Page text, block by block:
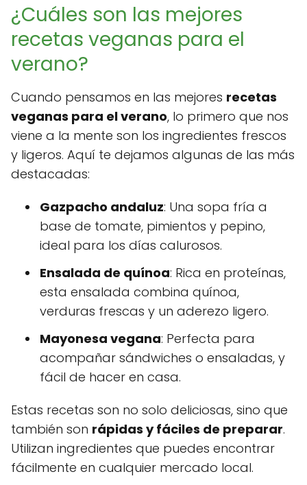
¿Cuáles son las mejores
recetas veganas para el
verano?
Cuando pensamos en las mejores recetas
veganas para el verano, lo primero que nos
viene a la mente son los ingredientes frescos
y ligeros. Aquí te dejamos algunas de las más
destacadas:
Gazpacho andaluz: Una sopa fría a
base de tomate, pimientos y pepino,
ideal para los días calurosos.
Ensalada de quínoa: Rica en proteínas,
esta ensalada combina quínoa,
verduras frescas y un aderezo ligero.
Mayonesa vegana: Perfecta para
acompañar sándwiches o ensaladas, y
fácil de hacer en casa.
Estas recetas son no solo deliciosas, sino que
también son rápidas y fáciles de preparar.
Utilizan ingredientes que puedes encontrar
fácilmente en cualquier mercado local.